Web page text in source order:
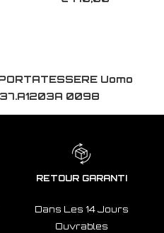
Uomo
0098
RETOUR GARANTI
Dans Les 14 Jours
Ouvrables